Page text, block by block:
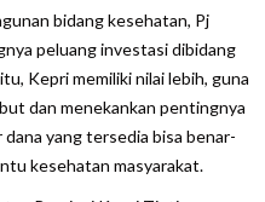
bidang kesehatan, Pj
peluang investasi dibidang
Kepri memiliki nilai lebih, guna
dan menekankan pentingnya
yang tersedia bisa benar-
kesehatan masyarakat.